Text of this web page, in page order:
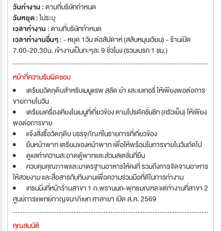
วันทำงาน :ตามที่บริษัทกำหนด
วันหยุด :ไม่ระบุ
เวลาทำงาน :ตามที่บริษัทกำหนด
เวลาทำงานอื่นๆ :- หยุด 1วัน ต่อสัปดาห์ (สลับหมุนเวียน) - ร้านเปิด
7.00-20.30น. เข้างานเป็นกะๆละ 9 ชั่วโมง (รวมเบรก 1 ชม.)
หน้าที่ความรับผิดชอบ
เตรียมวัตถุดิบสำหรับเมนูแรพ สลัด ยำ และเบเกอรี่ ให้เพียงพอต่อการ
ขายภายในวัน
เตรียมเครื่องเคียงในเมนูที่เกี่ยวข้อง ตามโปรดัคชั่นชีท (ครัวเย็น) ให้เพียง
พอต่อการขาย
แจ้งสั่งซื้อวัตถุดิบ บรรจุภัณฑ์ในรายการที่เกี่ยวข้อง
ยืนหน้าพาท เตรียมของหน้าพาท เพื่อให้พร้อมในการขายในวันถัดไป
ดูแลทำความสะอาดตู้พาทและส่วนสเตชั่นที่ยืน
ควบคุมคุณภาพและมาตรฐานอาหารให้คงที่ รวมถึงการจัดจานอาหาร
ให้สวยงาม และสื่อสารกับทีมงานเพื่อความร่วมมือที่ดีในการทำงาน
เทรนนิ่งที่หน้าร้านสาขา 1 ถ.พรานนก-พุทธมณฑล แต่ทำงานที่สาขา 2
ศูนย์การแพทย์กาญจนาภิเษก ศาลายา เปิด ส.ค. 2569
คุณสมบัติ